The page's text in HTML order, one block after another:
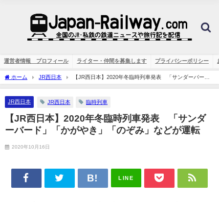
運営者情報 プロフィール ライター・仲間を募集します プライバシーポリシー
ホーム JR西日本
【JR西日本】2020年冬臨時列車発表 「サンダーバー
ド」「かがやき」「のぞみ」などが運転
JR西日本 JR西日本 臨時列車
【JR西日本】2020年冬臨時列車発表 「サンダ
ーバード」「かがやき」「のぞみ」などが運転
2020年10月16日
LINE